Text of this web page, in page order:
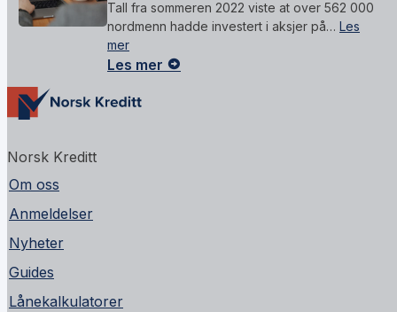
Tall fra sommeren 2022 viste at over 562 000
nordmenn hadde investert i aksjer på… Les
mer
Les mer
Norsk Kreditt
Om oss
Anmeldelser
Nyheter
Guides
Lånekalkulatorer